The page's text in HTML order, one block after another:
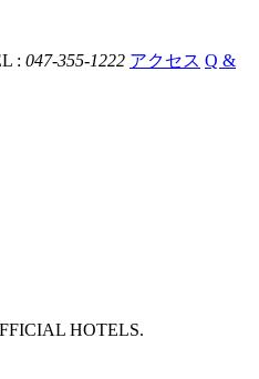
: 047-355-1222 アクセス Q &
HOTELS.